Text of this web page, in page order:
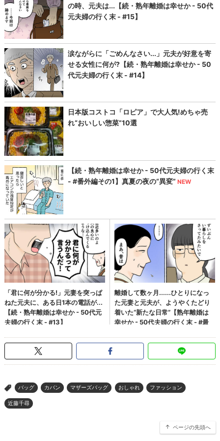
> バッグ カバン マザーズバッグ おしゃれ ファッション
近藤千尋
ページの先頭へ